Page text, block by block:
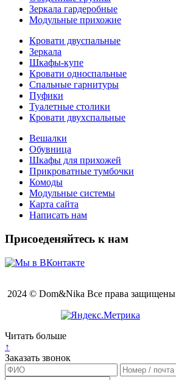
Зеркала гардеробные
Модульные прихожие
Кровати двуспальные
Зеркала
Шкафы-купе
Кровати односпальные
Спальные гарнитуры
Пуфики
Туалетные столики
Кровати двухспальные
Вешалки
Обувница
Шкафы для прихожей
Прикроватные тумбочки
Комоды
Модульные системы
Карта сайта
Написать нам
Присоеденяйтесь к нам
2024 © Dom&Nika Все права защищены
Читать больше
↑
Заказать звонок